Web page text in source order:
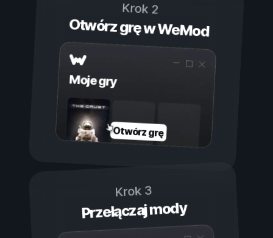
Krok 2
Otwórz grę w WeMod
Moje gry
Otwórz grę
Krok 3
Przełączaj mody